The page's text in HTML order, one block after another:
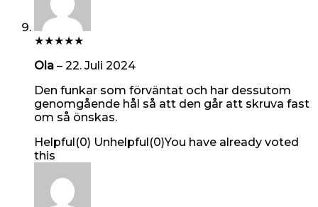
★★★★★
Ola – 22. Juli 2024
Den funkar som förväntat och har dessutom
genomgående hål så att den går att skruva fast
om så önskas.
Helpful(0) Unhelpful(0)You have already voted
this